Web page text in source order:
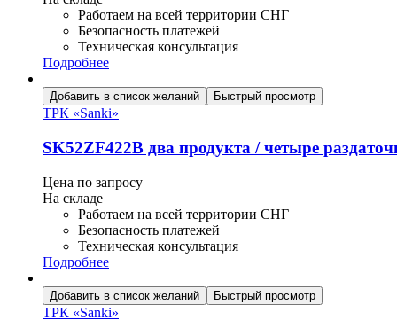
Работаем на всей территории СНГ
Безопасность платежей
Техническая консультация
Подробнее
Добавить в список желаний Быстрый просмотр
ТРК «Sanki»
SK52ZF422B два продукта / четыре
Цена по запросу
На складе
Работаем на всей территории СНГ
Безопасность платежей
Техническая консультация
Подробнее
Добавить в список желаний Быстрый просмотр
ТРК «Sanki»